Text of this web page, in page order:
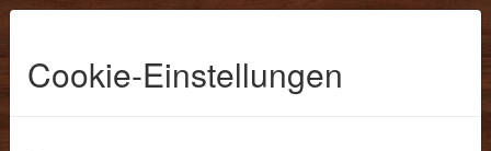
Cookie-Einstellungen